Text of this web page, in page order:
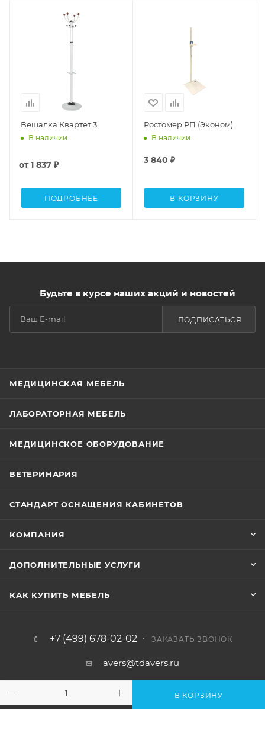
В КОРЗИНУ
Вешалка Квартет 3
В наличии
от1 837 ₽
ПОДРОБНЕЕ
Ростомер РП (Эконом)
В наличии
3 840 ₽
В КОРЗИНУ
Будьте в курсе наших акций и новостей
ПОДПИСАТЬСЯ
МЕДИЦИНСКАЯ МЕБЕЛЬ
ЛАБОРАТОРНАЯ МЕБЕЛЬ
МЕДИЦИНСКОЕ ОБОРУДОВАНИЕ
ВЕТЕРИНАРИЯ
СТАНДАРТ ОСНАЩЕНИЯ КАБИНЕТОВ
КОМПАНИЯ
ДОПОЛНИТЕЛЬНЫЕ УСЛУГИ
КАК КУПИТЬ МЕБЕЛЬ
+7 (499) 678-02-02 ЗАКАЗАТЬ ЗВОНОК
avers@tdavers.ru
Москва, Чермянский проезд, дом 5,
строение 1